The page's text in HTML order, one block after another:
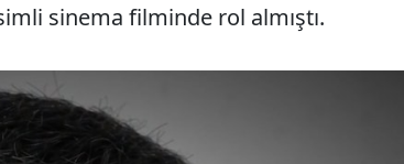
sinema filminde rol almıştı.